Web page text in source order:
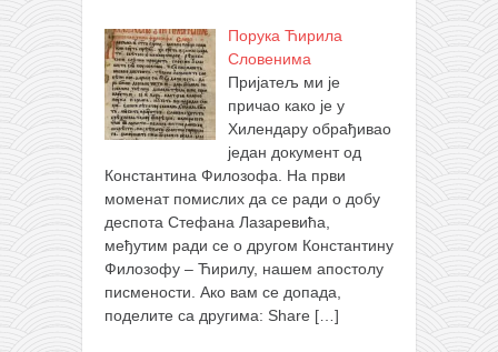
Порука Ћирила
Словенима
Пријатељ ми је
причао како је у
Хилендару обрађивао
један документ од
Константина Филозофа. На први
моменат помислих да се ради о добу
деспота Стефана Лазаревића,
међутим ради се о другом Константину
Филозофу – Ћирилу, нашем апостолу
писмености. Ако вам се допада,
поделите са другима: Share […]